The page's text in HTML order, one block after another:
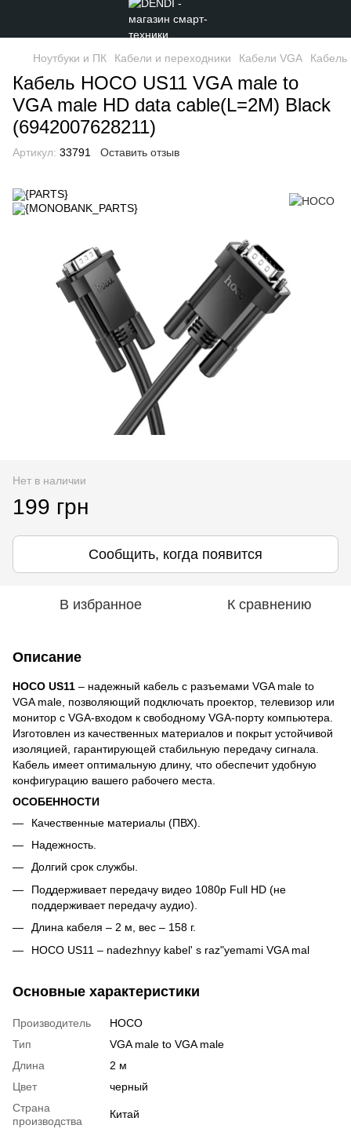
Ноутбуки и ПК Кабели и переходники Кабели VGA Кабель
Кабель HOCO US11 VGA male to
VGA male HD data cable(L=2M) Black
(6942007628211)
Артикул: 33791 Оставить отзыв
Нет в наличии
199 грн
Сообщить, когда появится
В избранное К сравнению
Описание
HOCO US11 – надежный кабель с разъемами VGA male to
VGA male, позволяющий подключать проектор, телевизор или
монитор с VGA-входом к свободному VGA-порту компьютера.
Изготовлен из качественных материалов и покрыт устойчивой
изоляцией, гарантирующей стабильную передачу сигнала.
Кабель имеет оптимальную длину, что обеспечит удобную
конфигурацию вашего рабочего места.
ОСОБЕННОСТИ
Качественные материалы (ПВХ).
Надежность.
Долгий срок службы.
Поддерживает передачу видео 1080p Full HD (не
поддерживает передачу аудио).
Длина кабеля – 2 м, вес – 158 г.
HOCO US11 – nadezhnyy kabel' s raz"yemami VGA mal
Основные характеристики
Производитель
HOCO
Тип
VGA male to VGA male
Длина
2 м
Цвет
черный
Страна
производства
Китай